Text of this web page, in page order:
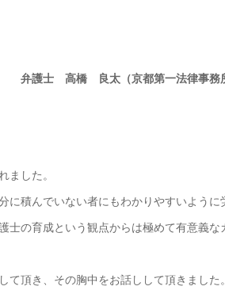
弁護士 高橋 良太（京都第一法律事務
ました。
に積んでいない者にもわかりやすいように
士の育成という観点からは極めて有意義な
て頂き、その胸中をお話しして頂きました